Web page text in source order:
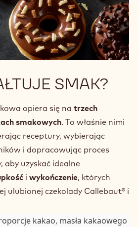
SMAK?
opiera się na trzech
smakowych. To właśnie nimi
receptury, wybierając
i dopracowując proces
aby uzyskać idealne
i wykończenie, których
ulubionej czekolady Callebaut® i
kakao, masła kakaowego